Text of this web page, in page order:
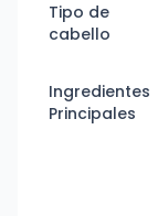
Tipo de
cabello
Ingredientes
Principales